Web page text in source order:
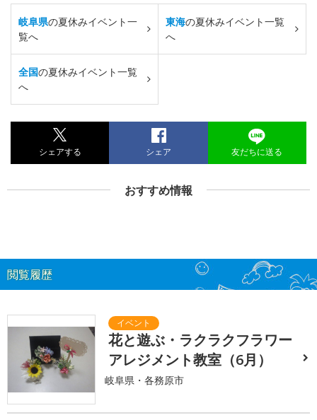
岐阜県の夏休みイベント一
覧へ
東海の夏休みイベント一覧
へ
全国の夏休みイベント一覧
へ
シェアする シェア 友だちに送る
おすすめ情報
閲覧履歴
花と遊ぶ・ラクラクフラワー
アレジメント教室（6月）
岐阜県・各務原市